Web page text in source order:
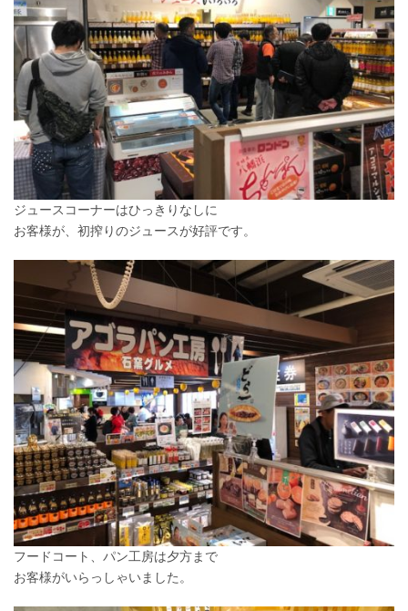
ジュースコーナーはひっきりなしに
お客様が、初搾りのジュースが好評です。
フードコート、パン工房は夕方まで
お客様がいらっしゃいました。